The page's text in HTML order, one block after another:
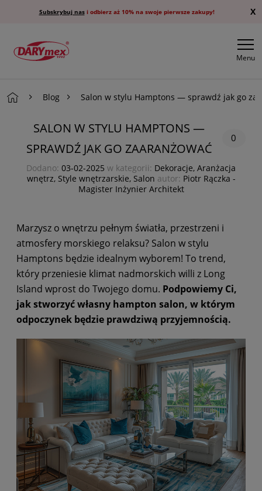
Subskrybuj nasi odbierz aż 10% na swoje pierwsze zakupy! X
Menu
Blog Salon w stylu Hamptons — sprawdź jak go
SALON W STYLU HAMPTONS —
SPRAWDŹ JAK GO ZAARANŻOWAĆ
0
Dodano: 03-02-2025 w kategorii: Dekoracje, Aranżacja
wnętrz, Style wnętrzarskie, Salon autor: Piotr Rączka -
Magister Inżynier Architekt
Marzysz o wnętrzu pełnym światła, przestrzeni i
atmosfery morskiego relaksu? Salon w stylu
Hamptons będzie idealnym wyborem! To trend,
który przeniesie klimat nadmorskich willi z Long
Island wprost do Twojego domu. Podpowiemy Ci,
jak stworzyć własny hampton salon, w którym
odpoczynek będzie prawdziwą przyjemnością.